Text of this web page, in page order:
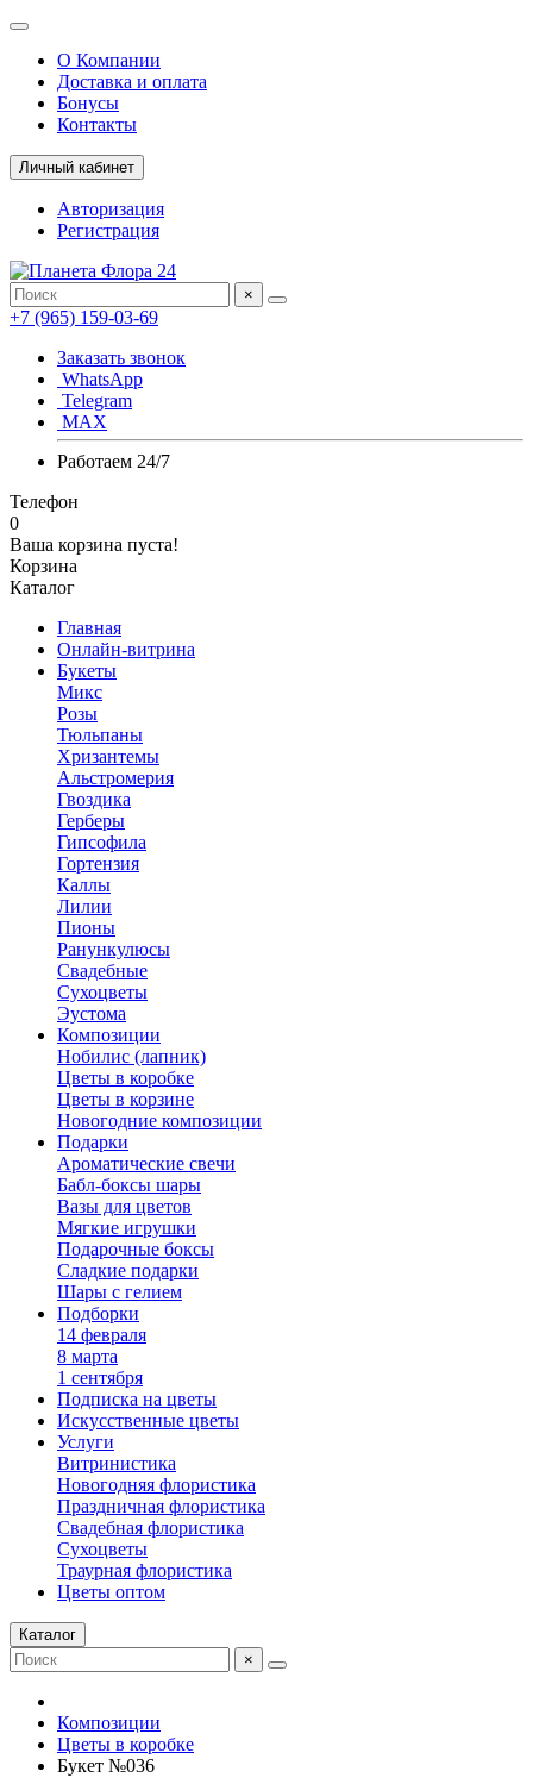
О Компании
Доставка и оплата
Бонусы
Контакты
Личный кабинет
Авторизация
Регистрация
×
+7 (965) 159-03-69
Заказать звонок
WhatsApp
Telegram
MAX
Работаем 24/7
Телефон
0
Ваша корзина пуста!
Корзина
Каталог
Главная
Онлайн-витрина
Букеты
Микс
Розы
Тюльпаны
Хризантемы
Альстромерия
Гвоздика
Герберы
Гипсофила
Гортензия
Каллы
Лилии
Пионы
Ранункулюсы
Свадебные
Сухоцветы
Эустома
Композиции
Нобилис (лапник)
Цветы в коробке
Цветы в корзине
Новогодние композиции
Подарки
Ароматические свечи
Бабл-боксы шары
Вазы для цветов
Мягкие игрушки
Подарочные боксы
Сладкие подарки
Шары с гелием
Подборки
14 февраля
8 марта
1 сентября
Подписка на цветы
Искусственные цветы
Услуги
Витринистика
Новогодняя флористика
Праздничная флористика
Свадебная флористика
Сухоцветы
Траурная флористика
Цветы оптом
Каталог
×
Композиции
Цветы в коробке
Букет №036